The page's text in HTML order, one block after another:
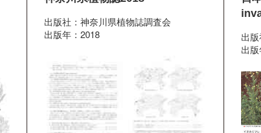
出版社：神奈川県植物誌調査会
出版年：2018
出
出